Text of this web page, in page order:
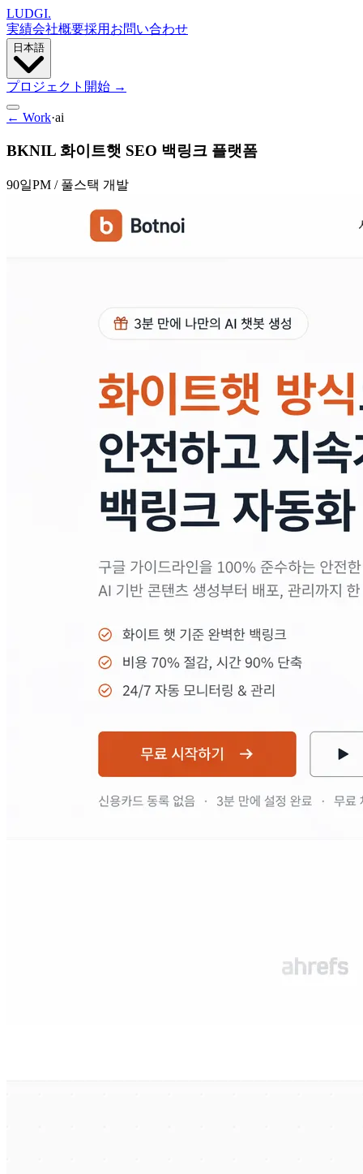
LUDGI.
実績会社概要採用 お問い合わせ
日本語
プロジェクト開始 →
← Work·ai
BKNIL 화이트햇 SEO 백링크 플랫폼
90일PM / 풀스택 개발